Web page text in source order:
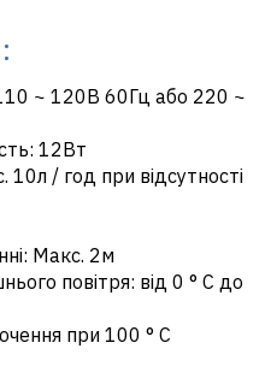
~ 120В 60Гц або 220 ~
12Вт
/ год при відсутності
Макс. 2м
повітря: від 0 ° C до
при 100 ° C